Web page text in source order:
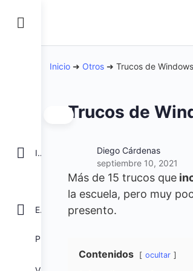
INICIO
EXCEL
Inicio ➜ Otros ➜ Trucos de
Trucos de
Diego Cárdenas
septiembre 10, 2021
Más de 15 trucos que
la escuela, pero muy
presento.
Contenidos ocultar